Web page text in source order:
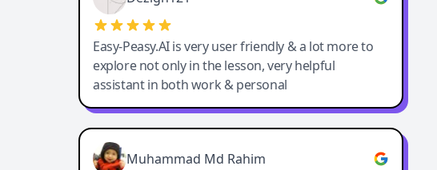
Easy-Peasy.AI is very user friendly & a lot more to
explore not only in the lesson, very helpful
assistant in both work & personal
Muhammad Md Rahim